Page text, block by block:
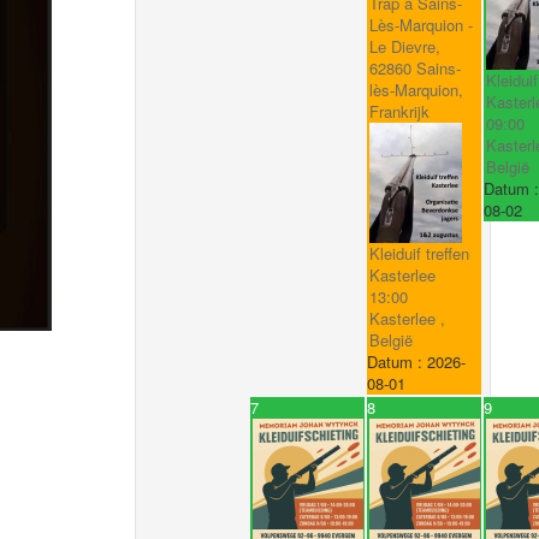
Lès-Marquion -
Le Dievre,
62860 Sains-
lès-Marquion,
Frankrijk
Kleiduif treffen
Kasterlee
13:00
Kasterlee ,
België
Datum :2026-
08-01
09:00
België
Datum
08-02
7 8 9